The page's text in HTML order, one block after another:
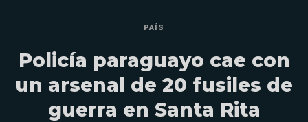
PAÍS
Policía paraguayo cae con
un arsenal de 20 fusiles de
guerra en Santa Rita